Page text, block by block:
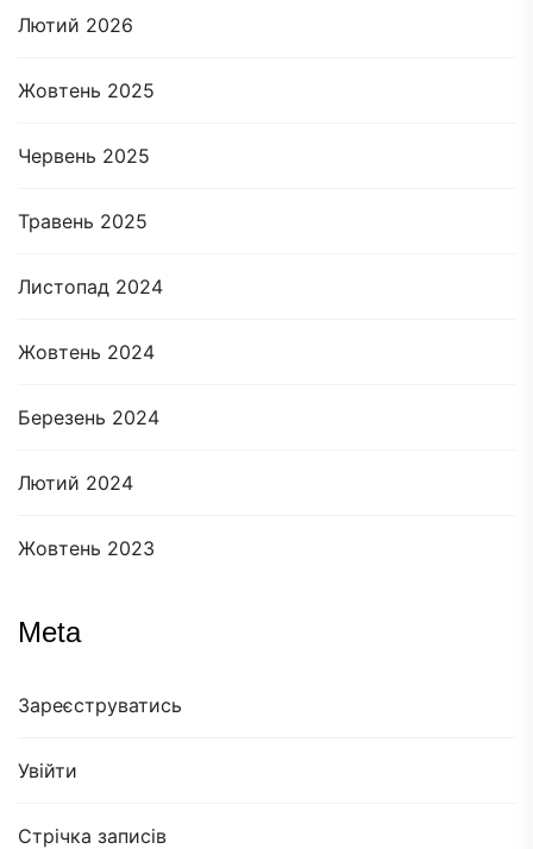
Лютий 2026
Жовтень 2025
Червень 2025
Травень 2025
Листопад 2024
Жовтень 2024
Березень 2024
Лютий 2024
Жовтень 2023
Meta
Зареєструватись
Увійти
Стрічка записів